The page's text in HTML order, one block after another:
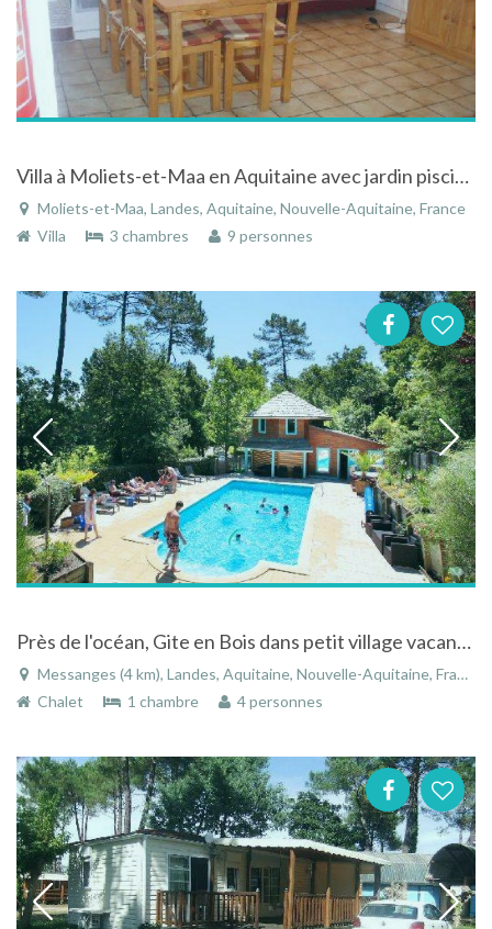
Villa à Moliets-et-Maa en Aquitaine avec jardin piscine et terrasse couverte
Moliets-et-Maa, Landes, Aquitaine, Nouvelle-Aquitaine, France
Villa
3 chambres 9 personnes
Près de l'océan, Gite en Bois dans petit village vacances en forêt avec piscine dans les Landes
Messanges (4 km), Landes, Aquitaine, Nouvelle-Aquitaine, France
Chalet
1 chambre 4 personnes